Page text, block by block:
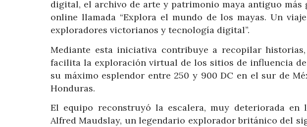
digital, el archivo de arte y patrimonio maya antiguo
online llamada “Explora el mundo de los mayas. Un
exploradores victorianos y tecnología digital”.
Mediante esta iniciativa contribuye a recopilar
facilita la exploración virtual de los sitios de influencia
su máximo esplendor entre 250 y 900 DC en el sur de
Honduras.
El equipo reconstruyó la escalera, muy deteriorada en
Alfred Maudslay, un legendario explorador británico del